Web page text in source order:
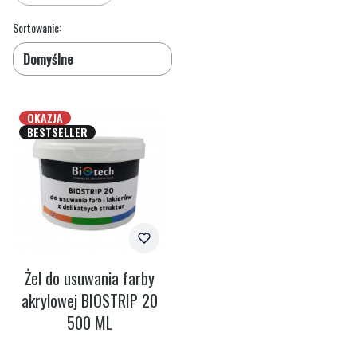
Koniec filtrów
Lista produktów
Sortowanie:
Domyślne
OKAZJA
BESTSELLER
Żel do usuwania farby
akrylowej BIOSTRIP 20
500 ML